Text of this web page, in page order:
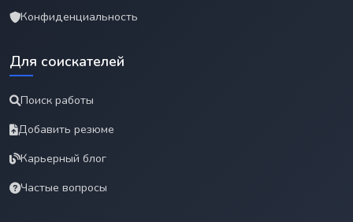
Конфиденциальность
Для соискателей
Поиск работы
Добавить резюме
Карьерный блог
Частые вопросы